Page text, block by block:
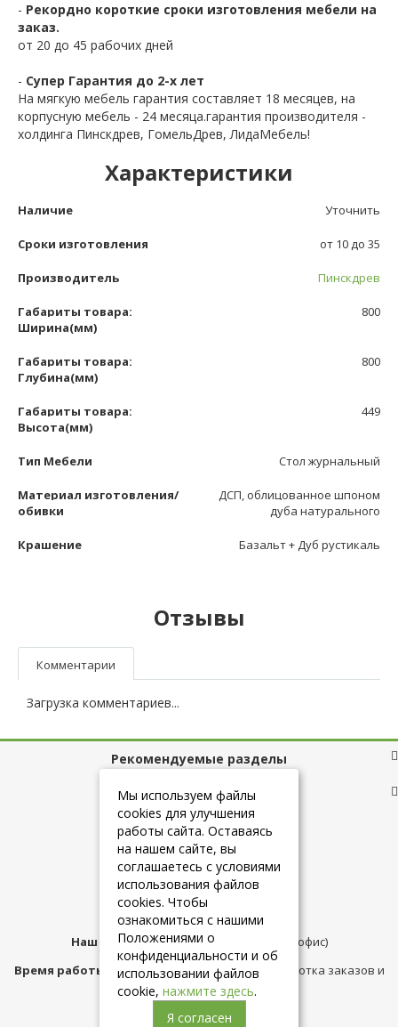
- Рекордно короткие сроки изготовления мебели на
заказ.
от 20 до 45 рабочих дней
- Супер Гарантия до 2-х лет
На мягкую мебель гарантия составляет 18 месяцев, на
корпусную мебель - 24 месяца.гарантия производителя -
холдинга Пинскдрев, ГомельДрев, ЛидаМебель!
Характеристики
Наличие Уточнить
Сроки изготовления от 10 до 35
Производитель Пинскдрев
Габариты товара:
Ширина(мм)
800
Габариты товара:
Глубина(мм)
800
Габариты товара:
Высота(мм)
449
Тип Мебели Стол журнальный
Материал изготовления/
обивки
ДСП, облицованное шпоном
дуба натурального
Крашение Базальт + Дуб рустикаль
Отзывы
Комментарии
Загрузка комментариев...
Рекомендуемые разделы
Полезные ссылки
+7 (925) 084-10-60
Наш адрес:Москва,ул.Плещеева д.12 (офис)
Время работы магазина:с 10:00 до 21:00 (обработка заказов и
консультация)
Мы используем файлы
cookies для улучшения
работы сайта. Оставаясь
на нашем сайте, вы
соглашаетесь с условиями
использования файлов
cookies. Чтобы
ознакомиться с нашими
Положениями о
конфиденциальности и об
использовании файлов
cookie, нажмите здесь.
Я согласен